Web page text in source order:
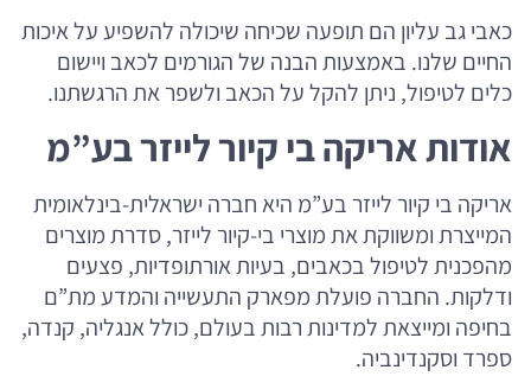
כאבי גב עליון הם תופעה שכיחה שיכולה להשפיע על איכות
החיים שלנו. באמצעות הבנה של הגורמים לכאב ויישום
כלים לטיפול, ניתן להקל על הכאב ולשפר את הרגשתנו.
אודות אריקה בי קיור לייזר בע”מ
אריקה בי קיור לייזר בע”מ היא חברה ישראלית-בינלאומית
המייצרת ומשווקת את מוצרי בי-קיור לייזר, סדרת מוצרים
מהפכנית לטיפול בכאבים, בעיות אורתופדיות, פצעים
ודלקות. החברה פועלת מפארק התעשייה והמדע מת”ם
בחיפה ומייצאת למדינות רבות בעולם, כולל אנגליה, קנדה,
ספרד וסקנדינביה.